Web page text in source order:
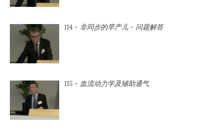
114 - 非同步的早产儿 - 问题解答
115 - 血流动力学及辅助通气